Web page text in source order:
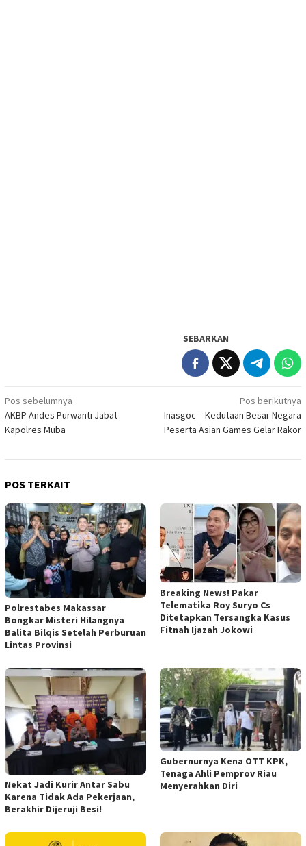
SEBARKAN
Navigasi
pos
Pos sebelumnya
AKBP Andes Purwanti Jabat
Kapolres Muba
Pos berikutnya
Inasgoc – Kedutaan Besar Negara
Peserta Asian Games Gelar Rakor
POS TERKAIT
Polrestabes Makassar
Bongkar Misteri Hilangnya
Balita Bilqis Setelah Perburuan
Lintas Provinsi
Breaking News! Pakar
Telematika Roy Suryo Cs
Ditetapkan Tersangka Kasus
Fitnah Ijazah Jokowi
Nekat Jadi Kurir Antar Sabu
Karena Tidak Ada Pekerjaan,
Berakhir Dijeruji Besi!
Gubernurnya Kena OTT KPK,
Tenaga Ahli Pemprov Riau
Menyerahkan Diri